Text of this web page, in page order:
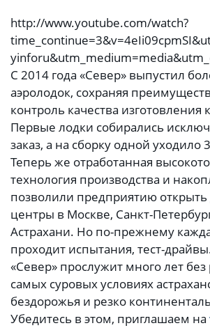
http://www.youtube.com/watch?
С 2014 года «Север» выпустил
аэролодок, сохраняя
контроль качества
Первые лодки собирались
заказ, а на сборку одной уходило
Теперь же отработанная
технология производства и
позволили предприятию открыть
центры в Москве, Санкт-
Астрахани. Но по-прежнему
проходит испытания, тест-
«Север» прослужит много лет
самых суровых условиях
бездорожья и резко
Убедитесь в этом, приглашаем на